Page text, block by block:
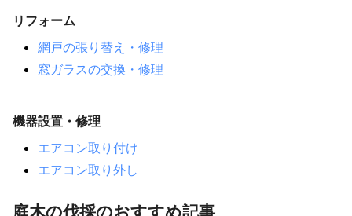
リフォーム
網戸の張り替え・修理
窓ガラスの交換・修理
機器設置・修理
エアコン取り付け
エアコン取り外し
庭木の伐採のおすすめ記事